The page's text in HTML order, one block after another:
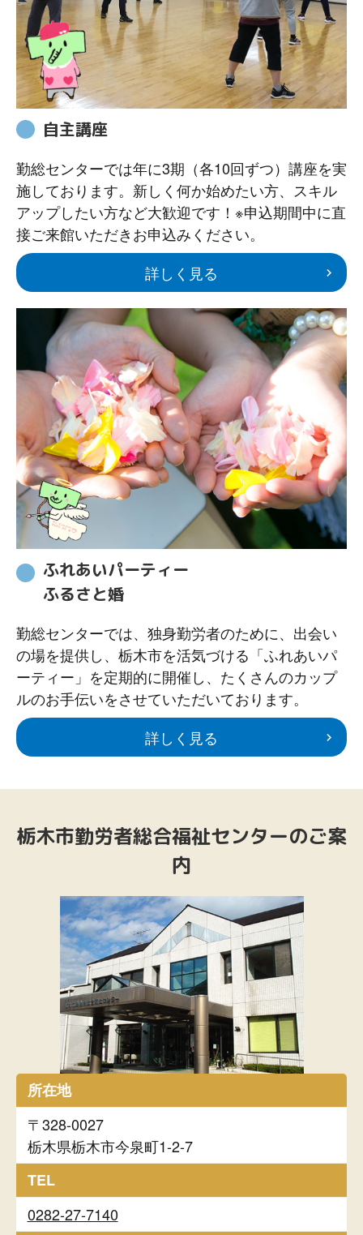
自主講座
勤総センターでは年に3期（各10回ずつ）講座を実
施しております。新しく何か始めたい方、スキル
アップしたい方など大歓迎です！※申込期間中に直
接ご来館いただきお申込みください。
詳しく見る
ふれあいパーティー
ふるさと婚
勤総センターでは、独身勤労者のために、出会い
の場を提供し、栃木市を活気づける「ふれあいパ
ーティー」を定期的に開催し、たくさんのカップ
ルのお手伝いをさせていただいております。
詳しく見る
栃木市勤労者総合福祉センターのご案
内
所在地
〒328-0027
栃木県栃木市今泉町1-2-7
TEL
0282-27-7140